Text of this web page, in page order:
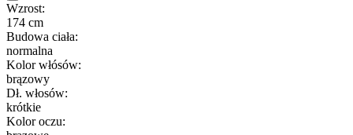
Wzrost:
174 cm
Budowa ciała:
normalna
Kolor włósów:
brązowy
Dł. włosów:
krótkie
Kolor oczu: